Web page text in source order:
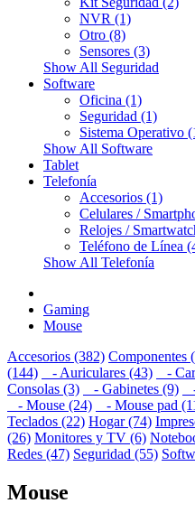
NVR (1)
Otro (8)
Sensores (3)
Show All Seguridad
Software
Oficina (1)
Seguridad (1)
Sistema Operativo
Show All Software
Tablet
Telefonía
Accesorios (1)
Celulares /
Relojes /
Teléfono de Línea
Show All Telefonía
Gaming
Mouse
Accesorios (382) Componentes
(144)
- Auriculares (43) -
Consolas (3)
- Gabinetes (9)
- Mouse (24)
- Mouse pad
Teclados (22) Hogar (74)
(26) Monitores y TV (6)
Redes (47) Seguridad (55)
Mouse